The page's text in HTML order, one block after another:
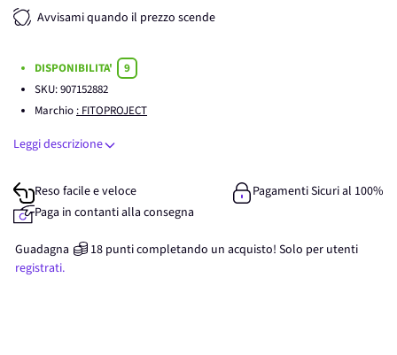
Avvisami quando il prezzo scende
DISPONIBILITA'
9
SKU:907152882
Marchio : FITOPROJECT
Leggi descrizione
Reso facile e veloce
Pagamenti Sicuri al 100%
Paga in contanti alla consegna
Guadagna 18 punticompletando un acquisto! Solo per utenti
registrati.